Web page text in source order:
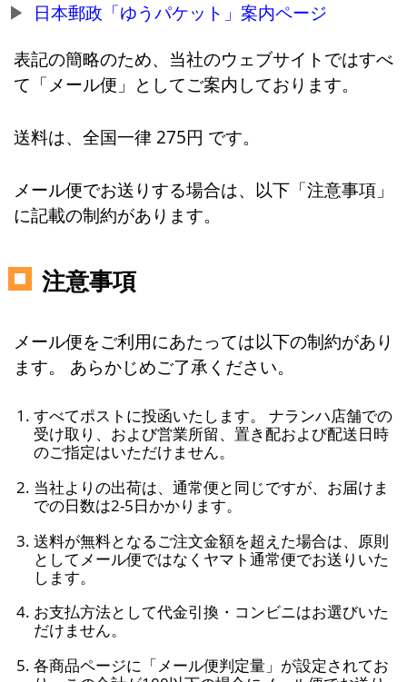
日本郵政「ゆうパケット」案内ページ
表記の簡略のため、当社のウェブサイトではすべ
て「メール便」としてご案内しております。
送料は、全国一律 275円 です。
メール便でお送りする場合は、以下「注意事項」
に記載の制約があります。
注意事項
メール便をご利用にあたっては以下の制約があり
ます。 あらかじめご了承ください。
すべてポストに投函いたします。 ナランハ店舗での
受け取り、および営業所留、置き配および配送日時
のご指定はいただけません。
当社よりの出荷は、通常便と同じですが、お届けま
での日数は2-5日かかります。
送料が無料となるご注文金額を超えた場合は、原則
としてメール便ではなくヤマト通常便でお送りいた
します。
お支払方法として代金引換・コンビニはお選びいた
だけません。
各商品ページに「メール便判定量」が設定されてお